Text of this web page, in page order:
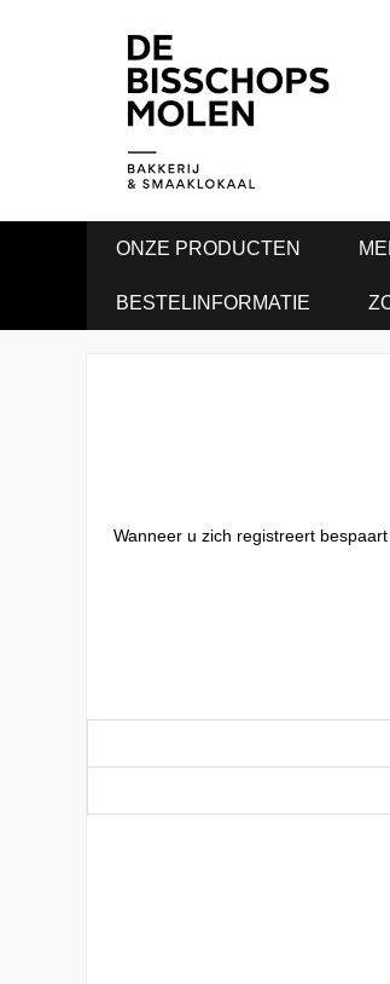
ONZE PRODUCTEN
BESTELINFORMATIE
Wanneer u zich registreert